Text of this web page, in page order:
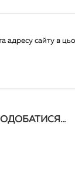
адресу сайту в